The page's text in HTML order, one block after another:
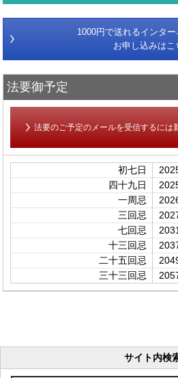
1000円で送れるインタ
お申し込みはこ
法要御予定
法要のご予定のメールを受信するには
初七日
四十九日
一周忌
三回忌
七回忌
十三回忌
二十五回忌
三十三回忌
サイト内検